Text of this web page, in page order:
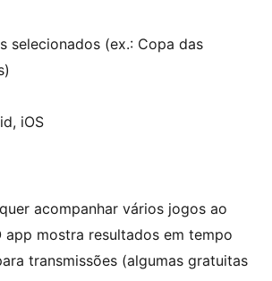
selecionados (ex.: Copa das
iOS
acompanhar vários jogos ao
app mostra resultados em tempo
transmissões (algumas gratuitas